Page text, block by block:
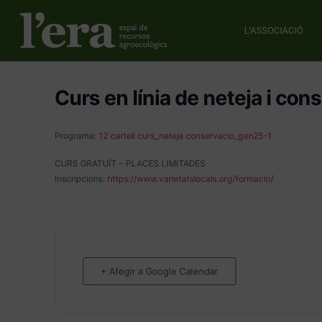
L’ASSOCIACIÓ
Curs en línia de neteja i
Programa: 12 cartell curs_neteja conservacio_gen25-1
CURS GRATUÏT – PLACES LIMITADES
Inscripcions: https://www.varietatslocals.org/formacio/
+ Afegir a Google Calendar